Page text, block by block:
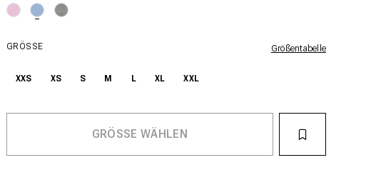
GRÖSSE Größentabelle
XXS XS S M L XL XXL